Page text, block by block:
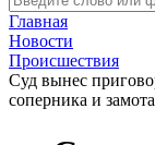
Главная
Новости
Проиcшествия
Суд вынес
соперника и